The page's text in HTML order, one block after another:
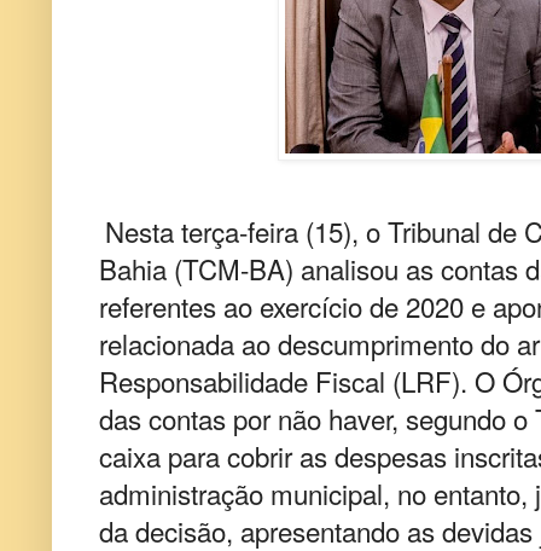
Nesta terça-feira (15), o Tribunal de
Bahia (TCM-BA) analisou as contas
referentes ao exercício de 2020 e
relacionada ao descumprimento do
Responsabilidade Fiscal (LRF). O
das contas por não haver, segundo
caixa para cobrir as despesas
administração municipal, no
da decisão, apresentando as